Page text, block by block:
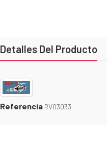
Detalles Del Producto
Referencia RV03033